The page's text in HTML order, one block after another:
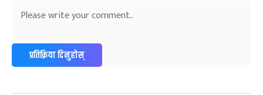
प्रतिक्रिया दिनुहोस्